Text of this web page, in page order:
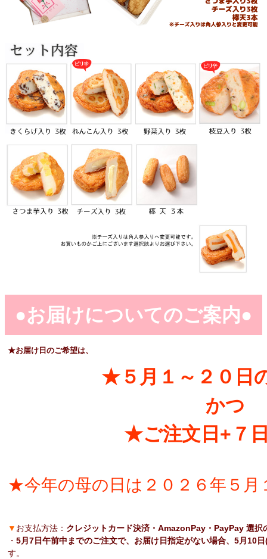
●お届けについてのご案内●
★お届け日のご希望は、
★５月１～２０日
かつ
★ご注文日+７
★今年の母の日は２０２６年５月
▼ お支払方法： クレジットカード決済・AmazonPay・PayPay 選択
・ 5月7日午前中までのご注文で、お届け日指定がない場合、5月10
す。